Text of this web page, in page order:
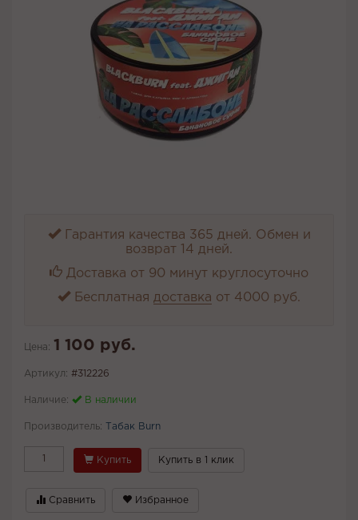
Гарантия качества 365 дней. Обмен и
возврат 14 дней.
Доставка от 90 минут круглосуточно
Бесплатная доставка от 4000 руб.
Цена: 1 100 руб.
Артикул: #312226
Наличие: В наличии
Производитель: Табак Burn
Купить Купить в 1 клик
Сравнить Избранное